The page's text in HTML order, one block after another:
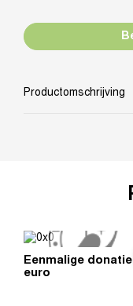
Productomschrijving
Eenmalige donatie
euro